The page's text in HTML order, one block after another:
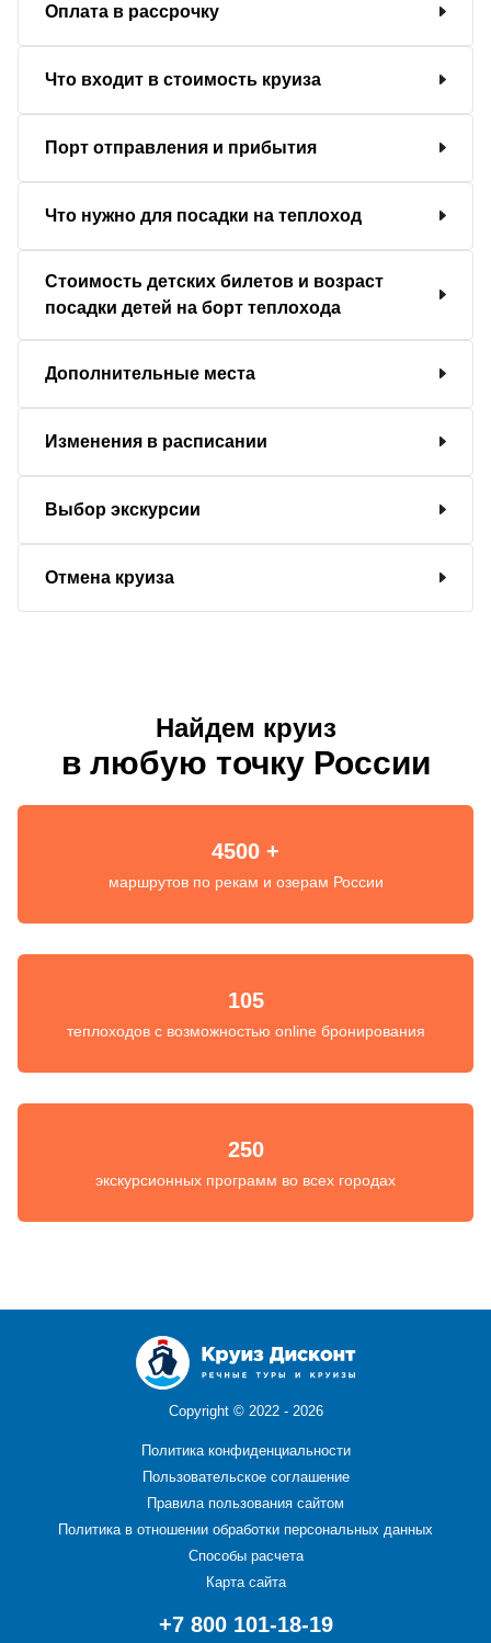
Оплата в рассрочку
Что входит в стоимость круиза
Порт отправления и прибытия
Что нужно для посадки на теплоход
Стоимость детских билетов и возраст
посадки детей на борт теплохода
Дополнительные места
Изменения в расписании
Выбор экскурсии
Отмена круиза
Найдем круиз
в любую точку России
4500 +
маршрутов по рекам и озерам России
105
теплоходов с возможностью online бронирования
250
экскурсионных программ во всех городах
Copyright © 2022 - 2026
Политика конфиденциальности
Пользовательское соглашение
Правила пользования сайтом
Политика в отношении обработки персональных данных
Способы расчета
Карта сайта
+7 800 101-18-19